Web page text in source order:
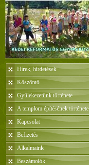
Hírek, hirdetések
Köszöntő
Gyülekezetünk története
A templom építésének története
Kapcsolat
Befizetés
Alkalmaink
Beszámolók